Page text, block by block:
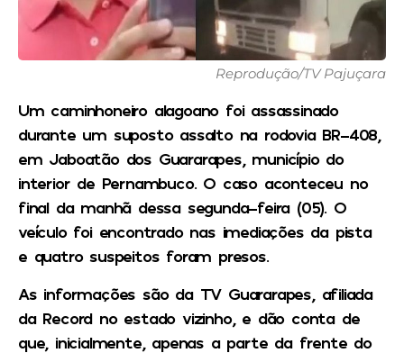
Reprodução/TV Pajuçara
Um caminhoneiro alagoano foi assassinado
durante um suposto assalto na rodovia BR-408,
em Jaboatão dos Guararapes, município do
interior de Pernambuco. O caso aconteceu no
final da manhã dessa segunda-feira (05). O
veículo foi encontrado nas imediações da pista
e quatro suspeitos foram presos.
As informações são da TV Guararapes, afiliada
da Record no estado vizinho, e dão conta de
que, inicialmente, apenas a parte da frente do